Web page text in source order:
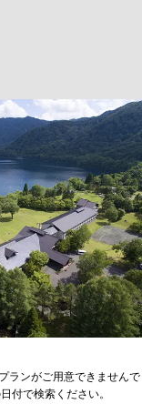
ランがご用意できませんで
付で検索ください。